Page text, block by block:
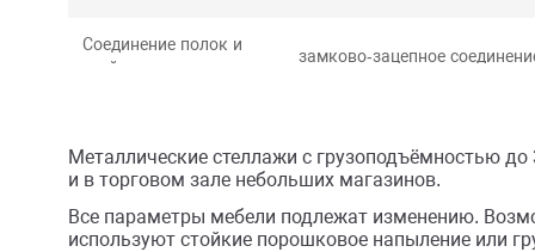
Соединение полок и
стойки
замково-зацепное
Металлические стеллажи с грузоподъёмностью
и в торговом зале небольших магазинов.
Все параметры мебели подлежат изменению.
используют стойкие порошковое напыление или